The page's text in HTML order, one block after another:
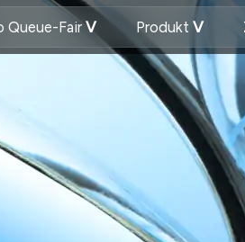
Queue-Fair Produkt